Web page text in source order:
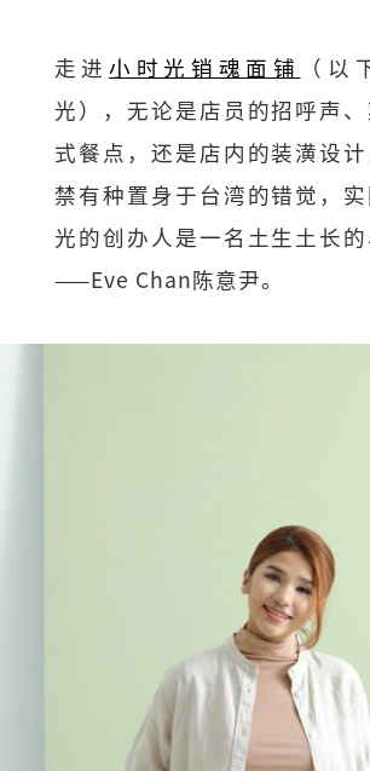
走进小时光销魂面铺
（以
光），无论是店员的招呼声
式餐点，还是店内的装潢设
禁有种置身于台湾的错觉，
光的创办人是一名土生土长
——Eve Chan陈意尹。